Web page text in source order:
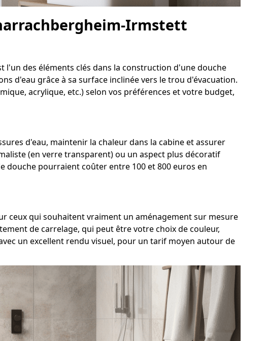
Irmstett
l'un des éléments clés dans la construction d'une douche
d'eau grâce à sa surface inclinée vers le trou d'évacuation.
acrylique, etc.) selon vos préférences et votre budget,
d'eau, maintenir la chaleur dans la cabine et assurer
(en verre transparent) ou un aspect plus décoratif
douche pourraient coûter entre 100 et 800 euros en
ceux qui souhaitent vraiment un aménagement sur mesure
de carrelage, qui peut être votre choix de couleur,
un excellent rendu visuel, pour un tarif moyen autour de